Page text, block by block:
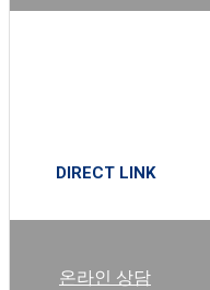
DIRECT LINK
온라인 상담